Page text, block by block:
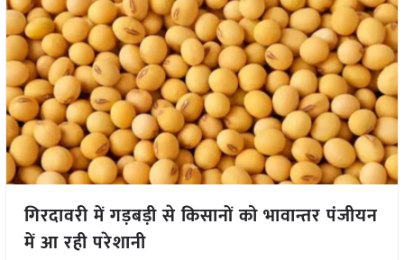
गिरदावरी में गड़बड़ी से किसानों को भावान्तर पंजीयन
में आ रही परेशानी